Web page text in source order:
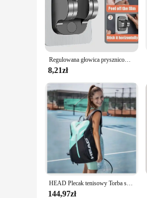
Regulowana głowica prysznicowa z opadami deszczu Duża głowica prysznicowa Wysokociśnieniowa, oszczędzająca wodę bateria prysznicowa Akcesoria łazienkowe
8,21zł
HEAD Plecak tenisowy Torba sportowa na zewnątrz Torba tenisowa Badminton Torba gimnastyczna Plecak Oryginalny plecak tenisowy z oddzielną torbą na buty
144,97zł